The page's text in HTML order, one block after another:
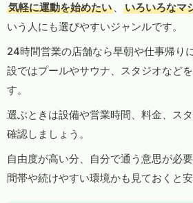
気軽に運動を始めたい 、 いろいろなマ
いう人にも選びやすいジャンルです。
24時間営業の店舗なら早朝や仕事帰り
設ではプールやサウナ、スタジオなど
す。
選ぶときは設備や営業時間、料金、ス
確認しましょう。
自由度が高い分、自分で通う意思が必
間帯や続けやすい環境かも見ておくと安